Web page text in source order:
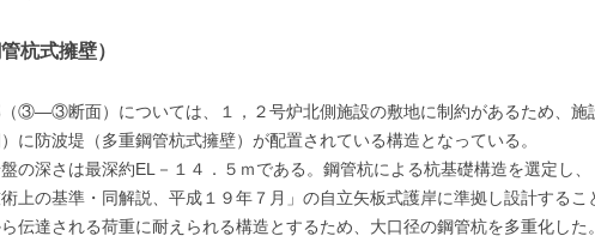
杭式擁壁）
③―③断面）については、１，２号炉北側施設の敷地に制約があるため、施
に防波堤（多重鋼管杭式擁壁）が配置されている構造となっている。
の深さは最深約EL－１４．５ｍである。鋼管杭による杭基礎構造を選定し、
術上の基準・同解説、平成１９年７月」の自立矢板式護岸に準拠し設計するこ
伝達される荷重に耐えられる構造とするため、大口径の鋼管杭を多重化した。